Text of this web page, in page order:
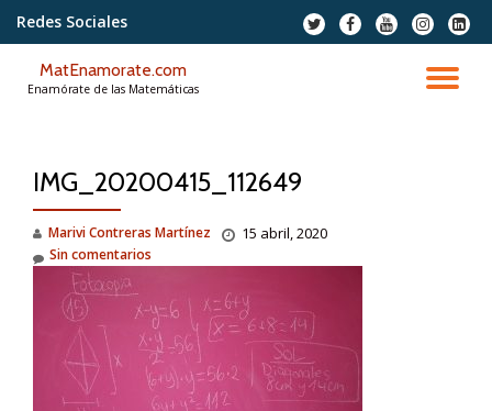
contenido
Redes Sociales
fa-
twitter
fa-
facebook
fa-
youtube
fa-
instagram
fa-
MatEnamorate.com
Enamórate de las Matemáticas
IMG_20200415_112649
Marivi Contreras Martínez 15 abril, 2020
Sin comentarios